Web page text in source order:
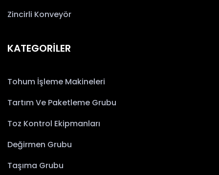
Zincirli Konveyör
KATEGORİLER
Tohum İşleme Makineleri
Tartım Ve Paketleme Grubu
Toz Kontrol Ekipmanları
Değirmen Grubu
Taşıma Grubu